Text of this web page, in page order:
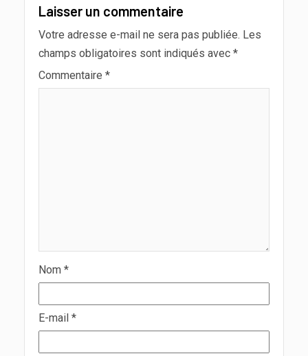
Laisser un commentaire
Votre adresse e-mail ne sera pas publiée. Les
champs obligatoires sont indiqués avec *
Commentaire *
Nom *
E-mail *